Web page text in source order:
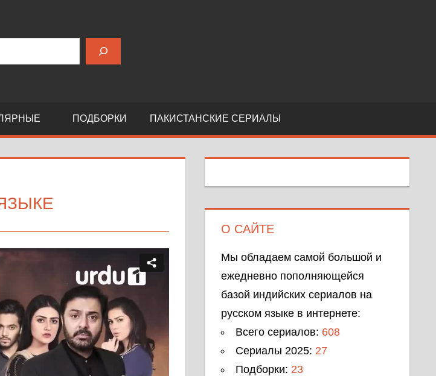
ПОДБОРКИ ПАКИСТАНСКИЕ СЕРИАЛЫ
О САЙТЕ
Мы обладаем самой большой и
ежедневно пополняющейся
базой индийских сериалов на
русском языке в интернете:
Всего сериалов: 608
Сериалы 2025: 27
Подборки: 23